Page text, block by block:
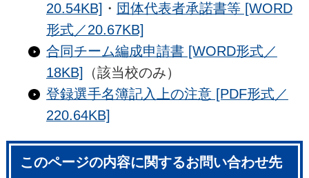
20.54KB] ・ 団体代表者承諾書等 [WORD
形式／20.67KB]
合同チーム編成申請書 [WORD形式／
18KB]
（該当校のみ）
登録選手名簿記入上の注意 [PDF形式／
220.64KB]
このページの内容に関するお問い合わせ先